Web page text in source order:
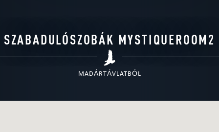
SZABADULÓSZOBÁK MYSTIQUEROOM2
MADÁRTÁVLATBÓL